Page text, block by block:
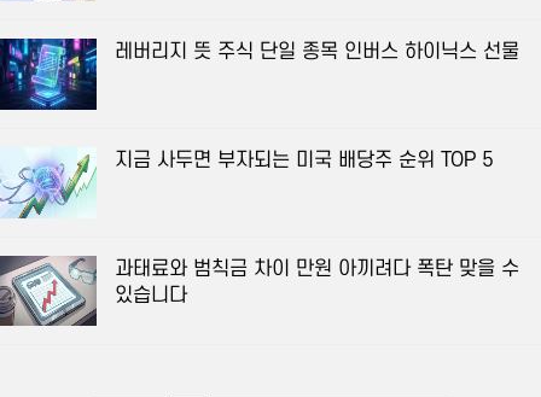
레버리지 뜻 주식 단일 종목 인버스 하이닉스 선물
지금 사두면 부자되는 미국 배당주 순위 TOP 5
과태료와 범칙금 차이 만원 아끼려다 폭탄 맞을 수
있습니다